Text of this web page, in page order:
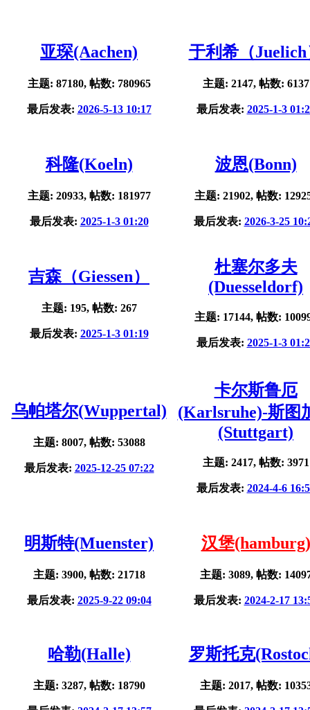
亚琛(Aachen)
主题: 87180, 帖数: 780965
最后发表: 2026-5-13 10:17
于利希（Juelich
主题: 2147, 帖数: 6137
最后发表: 2025-1-3
科隆(Koeln)
主题: 20933, 帖数: 181977
最后发表: 2025-1-3 01:20
波恩(Bonn)
主题: 21902, 帖数:
最后发表: 2026-3-25
吉森（Giessen）
主题: 195, 帖数: 267
最后发表: 2025-1-3 01:19
杜塞尔多夫
(Duesseldorf)
主题: 17144, 帖数:
最后发表: 2025-1-3
乌帕塔尔(Wuppertal)
主题: 8007, 帖数: 53088
最后发表: 2025-12-25 07:22
卡尔斯鲁厄
(Karlsruhe)-斯图
(Stuttgart)
主题: 2417, 帖数: 3971
最后发表: 2024-4-6
明斯特(Muenster)
主题: 3900, 帖数: 21718
最后发表: 2025-9-22 09:04
汉堡(hamburg)
主题: 3089, 帖数:
最后发表: 2024-2-17
哈勒(Halle)
主题: 3287, 帖数: 18790
罗斯托克
主题: 2017, 帖数: